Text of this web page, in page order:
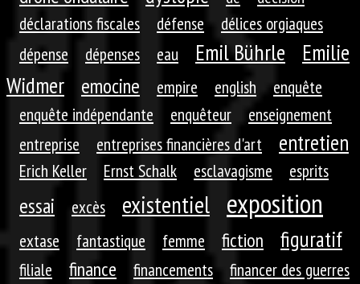
déclarations fiscales
défense
délices orgiaques
dépense
dépenses eau Emil Bührle
Emilie
Widmer
emocine empire english
enquête
enquête indépendante
enquêteur
enseignement
entreprise
entreprises financières d'art entretien
Erich Keller Ernst Schalk esclavagisme esprits
essai excès existentiel exposition
extase fantastique femme fiction figuratif
filiale finance financements
financer des guerres